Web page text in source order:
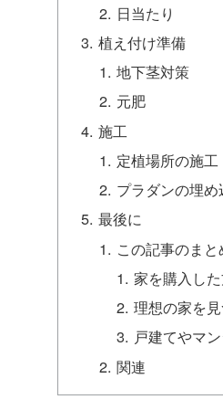
日当たり
植え付け準備
地下茎対策
元肥
施工
定植場所の施工
プラダンの埋め
最後に
この記事のまと
家を購入し
理想の家を
戸建てやマ
関連